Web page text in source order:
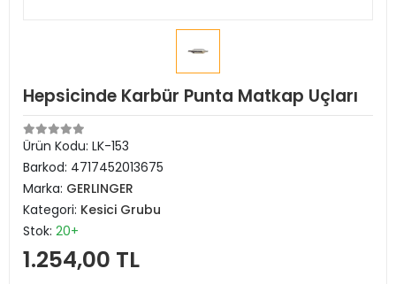
Hepsicinde Karbür Punta Matkap Uçları
Ürün Kodu: LK-153
Barkod: 4717452013675
Marka: GERLINGER
Kategori: Kesici Grubu
Stok: 20+
1.254,00 TL